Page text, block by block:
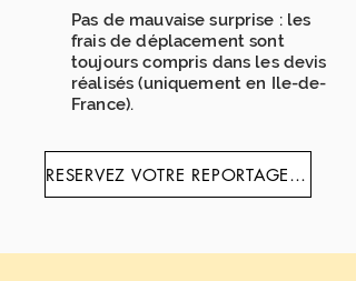
Pas de mauvaise surprise : les
frais de déplacement sont
toujours compris dans les devis
réalisés (uniquement en Ile-de-
France).
RESERVEZ VOTRE REPORTAGE PHOTO